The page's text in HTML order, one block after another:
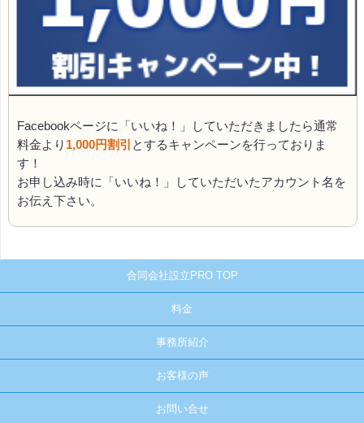
Facebookページに「いいね！」していただきましたら通常
料金より 1,000円割引 とするキャンペーンを行っておりま
す！
お申し込み時に「いいね！」していただいたアカウント名を
お伝え下さい。
合同会社設立PRO TOP
料金
事務所紹介
お客様の声
お問い合せ